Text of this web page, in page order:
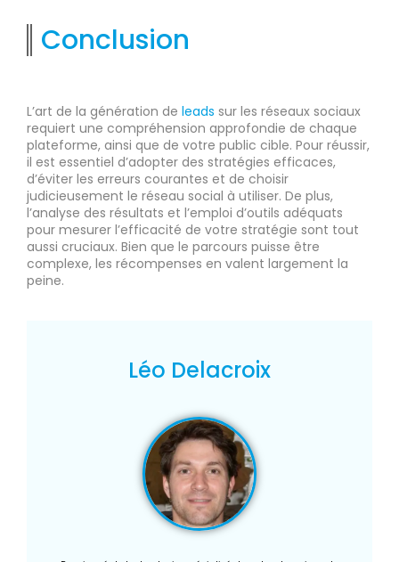
Conclusion
L’art de la génération de leads sur les réseaux sociaux
requiert une compréhension approfondie de chaque
plateforme, ainsi que de votre public cible. Pour réussir,
il est essentiel d’adopter des stratégies efficaces,
d’éviter les erreurs courantes et de choisir
judicieusement le réseau social à utiliser. De plus,
l’analyse des résultats et l’emploi d’outils adéquats
pour mesurer l’efficacité de votre stratégie sont tout
aussi cruciaux. Bien que le parcours puisse être
complexe, les récompenses en valent largement la
peine.
Léo Delacroix